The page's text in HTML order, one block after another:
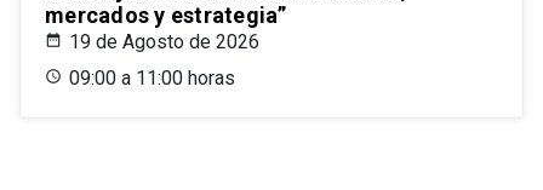
mercados y estrategia”
19 de Agosto de 2026
09:00 a 11:00 horas